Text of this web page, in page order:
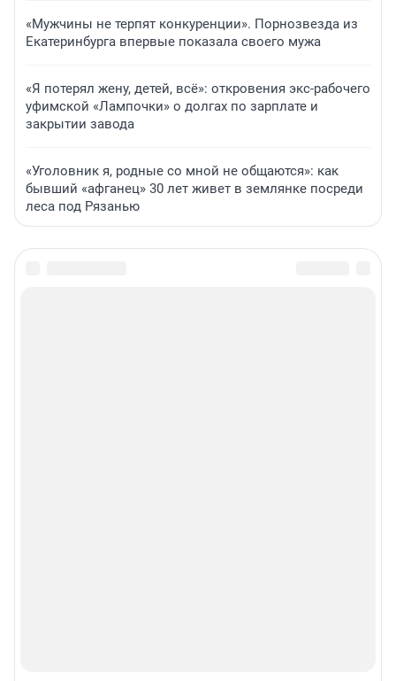
«Мужчины не терпят конкуренции». Порнозвезда из
Екатеринбурга впервые показала своего мужа
«Я потерял жену, детей, всё»: откровения экс-рабочего
уфимской «Лампочки» о долгах по зарплате и
закрытии завода
«Уголовник я, родные со мной не общаются»: как
бывший «афганец» 30 лет живет в землянке посреди
леса под Рязанью